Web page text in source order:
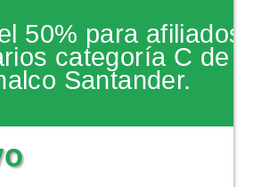
50% para afiliados
categoría C de
Santander.